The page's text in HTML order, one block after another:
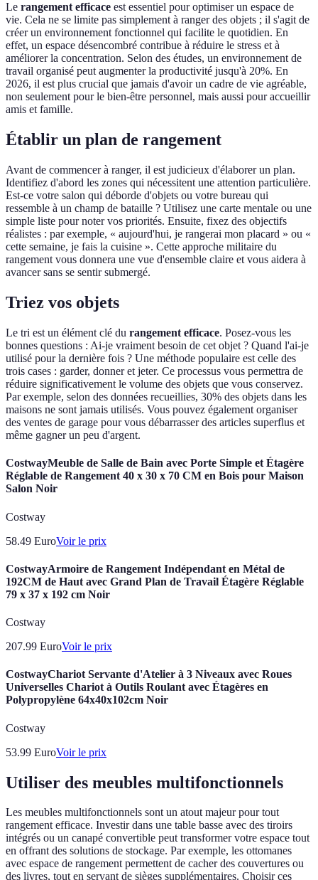
Le rangement efficace est essentiel pour optimiser un espace de
vie. Cela ne se limite pas simplement à ranger des objets ; il s'agit de
créer un environnement fonctionnel qui facilite le quotidien. En
effet, un espace désencombré contribue à réduire le stress et à
améliorer la concentration. Selon des études, un environnement de
travail organisé peut augmenter la productivité jusqu'à 20%. En
2026, il est plus crucial que jamais d'avoir un cadre de vie agréable,
non seulement pour le bien-être personnel, mais aussi pour accueillir
amis et famille.
Établir un plan de rangement
Avant de commencer à ranger, il est judicieux d'élaborer un plan.
Identifiez d'abord les zones qui nécessitent une attention particulière.
Est-ce votre salon qui déborde d'objets ou votre bureau qui
ressemble à un champ de bataille ? Utilisez une carte mentale ou une
simple liste pour noter vos priorités. Ensuite, fixez des objectifs
réalistes : par exemple, « aujourd'hui, je rangerai mon placard » ou «
cette semaine, je fais la cuisine ». Cette approche militaire du
rangement vous donnera une vue d'ensemble claire et vous aidera à
avancer sans se sentir submergé.
Triez vos objets
Le tri est un élément clé du rangement efficace. Posez-vous les
bonnes questions : Ai-je vraiment besoin de cet objet ? Quand l'ai-je
utilisé pour la dernière fois ? Une méthode populaire est celle des
trois cases : garder, donner et jeter. Ce processus vous permettra de
réduire significativement le volume des objets que vous conservez.
Par exemple, selon des données recueillies, 30% des objets dans les
maisons ne sont jamais utilisés. Vous pouvez également organiser
des ventes de garage pour vous débarrasser des articles superflus et
même gagner un peu d'argent.
CostwayMeuble de Salle de Bain avec Porte Simple et Étagère
Réglable de Rangement 40 x 30 x 70 CM en Bois pour Maison
Salon Noir
Costway
58.49 EuroVoir le prix
CostwayArmoire de Rangement Indépendant en Métal de
192CM de Haut avec Grand Plan de Travail Étagère Réglable
79 x 37 x 192 cm Noir
Costway
207.99 EuroVoir le prix
CostwayChariot Servante d'Atelier à 3 Niveaux avec Roues
Universelles Chariot à Outils Roulant avec Étagères en
Polypropylène 64x40x102cm Noir
Costway
53.99 EuroVoir le prix
Utiliser des meubles multifonctionnels
Les meubles multifonctionnels sont un atout majeur pour tout
rangement efficace. Investir dans une table basse avec des tiroirs
intégrés ou un canapé convertible peut transformer votre espace tout
en offrant des solutions de stockage. Par exemple, les ottomanes
avec espace de rangement permettent de cacher des couvertures ou
des livres, tout en servant de sièges supplémentaires. Choisir ces